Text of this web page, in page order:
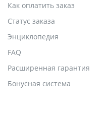
Как оплатить заказ
Статус заказа
Энциклопедия
FAQ
Расширенная гарантия
Бонусная система